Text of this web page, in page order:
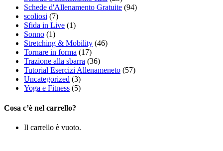
Schede d'Allenamento Gratuite (94)
scoliosi (7)
Sfida in Live (1)
Sonno (1)
Stretching & Mobility (46)
Tornare in forma (17)
Trazione alla sbarra (36)
Tutorial Esercizi Allenameneto (57)
Uncategorized (3)
Yoga e Fitness (5)
Cosa c’è nel carrello?
Il carrello è vuoto.